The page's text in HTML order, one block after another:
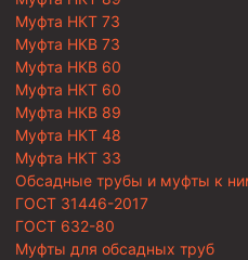
Муфта НКТ 73
Муфта НКВ 73
Муфта НКВ 60
Муфта НКТ 60
Муфта НКВ 89
Муфта НКТ 48
Муфта НКТ 33
Обсадные трубы и муфты к
ГОСТ 31446-2017
ГОСТ 632-80
Муфты для обсадных труб